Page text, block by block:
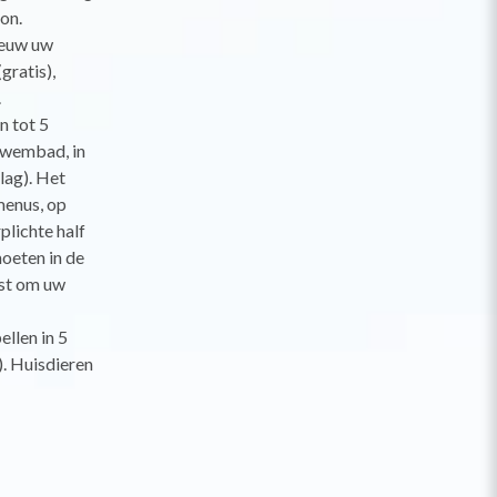
uw
tot 5
in
Het
op
half
in de
om uw
in 5
Huisdieren